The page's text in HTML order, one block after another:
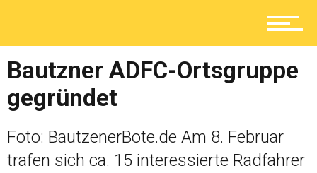
Ratgeber
Service
Bautzner ADFC-Ortsgruppe
gegründet
Foto: BautzenerBote.de Am 8. Februar
trafen sich ca. 15 interessierte Radfahrer